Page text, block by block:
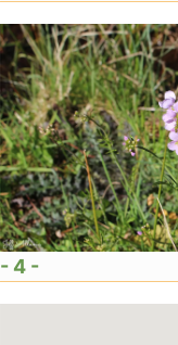
- 4 -